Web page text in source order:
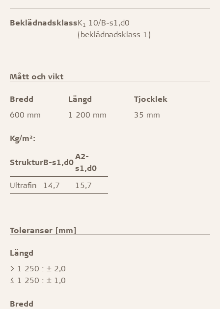
BeklädnadsklassK1
10/B-s1,d0
(beklädnadsklass 1)
Mått och vikt
Bredd
600 mm
Längd
1 200 mm
Tjocklek
35 mm
Kg/m²:
StrukturB-s1,d0
A2-
s1,d0
Ultrafin
14,7 15,7
Toleranser [mm]
Längd
> 1 250 : ± 2,0
≤ 1 250 : ± 1,0
Bredd